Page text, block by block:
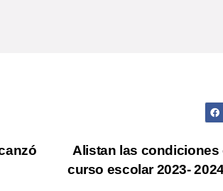
Alistan las condiciones
curso escolar 2023-